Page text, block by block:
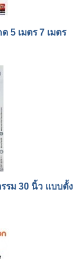
5 เมตร 7 เมตร
รม 30 นิ้ว แบบตั้ง